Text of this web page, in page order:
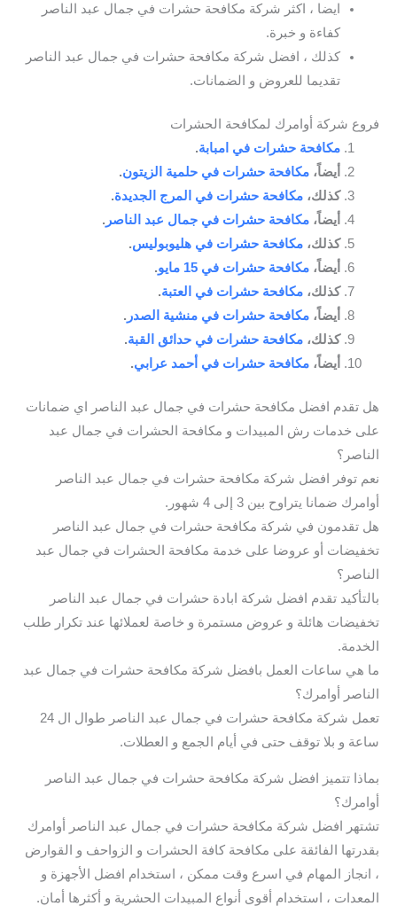
ايضا ، اكثر شركة مكافحة حشرات في جمال عبد الناصر
كفاءة و خبرة.
كذلك ، افضل شركة مكافحة حشرات في جمال عبد الناصر
تقديما للعروض و الضمانات.
فروع شركة أوامرك لمكافحة الحشرات
مكافحة حشرات في امبابة.
أيضاً، مكافحة حشرات في حلمية الزيتون.
كذلك، مكافحة حشرات في المرج الجديدة.
أيضاً، مكافحة حشرات في جمال عبد الناصر .
كذلك، مكافحة حشرات في هليوبوليس.
أيضاً، مكافحة حشرات في 15 مايو
.
كذلك، مكافحة حشرات في العتبة.
أيضاً، مكافحة حشرات في منشية الصدر .
كذلك، مكافحة حشرات في حدائق القبة.
أيضاً، مكافحة حشرات في أحمد عرابي.
هل تقدم افضل مكافحة حشرات في جمال عبد الناصر اي ضمانات
على خدمات رش المبيدات و مكافحة الحشرات في جمال عبد
الناصر؟
نعم توفر افضل شركة مكافحة حشرات في جمال عبد الناصر
أوامرك ضمانا يتراوح بين 3 إلى 4 شهور.
هل تقدمون في شركة مكافحة حشرات في جمال عبد الناصر
تخفيضات أو عروضا على خدمة مكافحة الحشرات في جمال عبد
الناصر؟
بالتأكيد تقدم افضل شركة ابادة حشرات في جمال عبد الناصر
تخفيضات هائلة و عروض مستمرة و خاصة لعملائها عند تكرار طلب
الخدمة.
ما هي ساعات العمل بافضل شركة مكافحة حشرات في جمال عبد
الناصر أوامرك؟
تعمل شركة مكافحة حشرات في جمال عبد الناصر طوال ال 24
ساعة و بلا توقف حتى في أيام الجمع و العطلات.
بماذا تتميز افضل شركة مكافحة حشرات في جمال عبد الناصر
أوامرك؟
تشتهر افضل شركة مكافحة حشرات في جمال عبد الناصر أوامرك
بقدرتها الفائقة على مكافحة كافة الحشرات و الزواحف و القوارض
، انجاز المهام في اسرع وقت ممكن ، استخدام افضل الأجهزة و
المعدات ، استخدام أقوى أنواع المبيدات الحشرية و أكثرها أمان.